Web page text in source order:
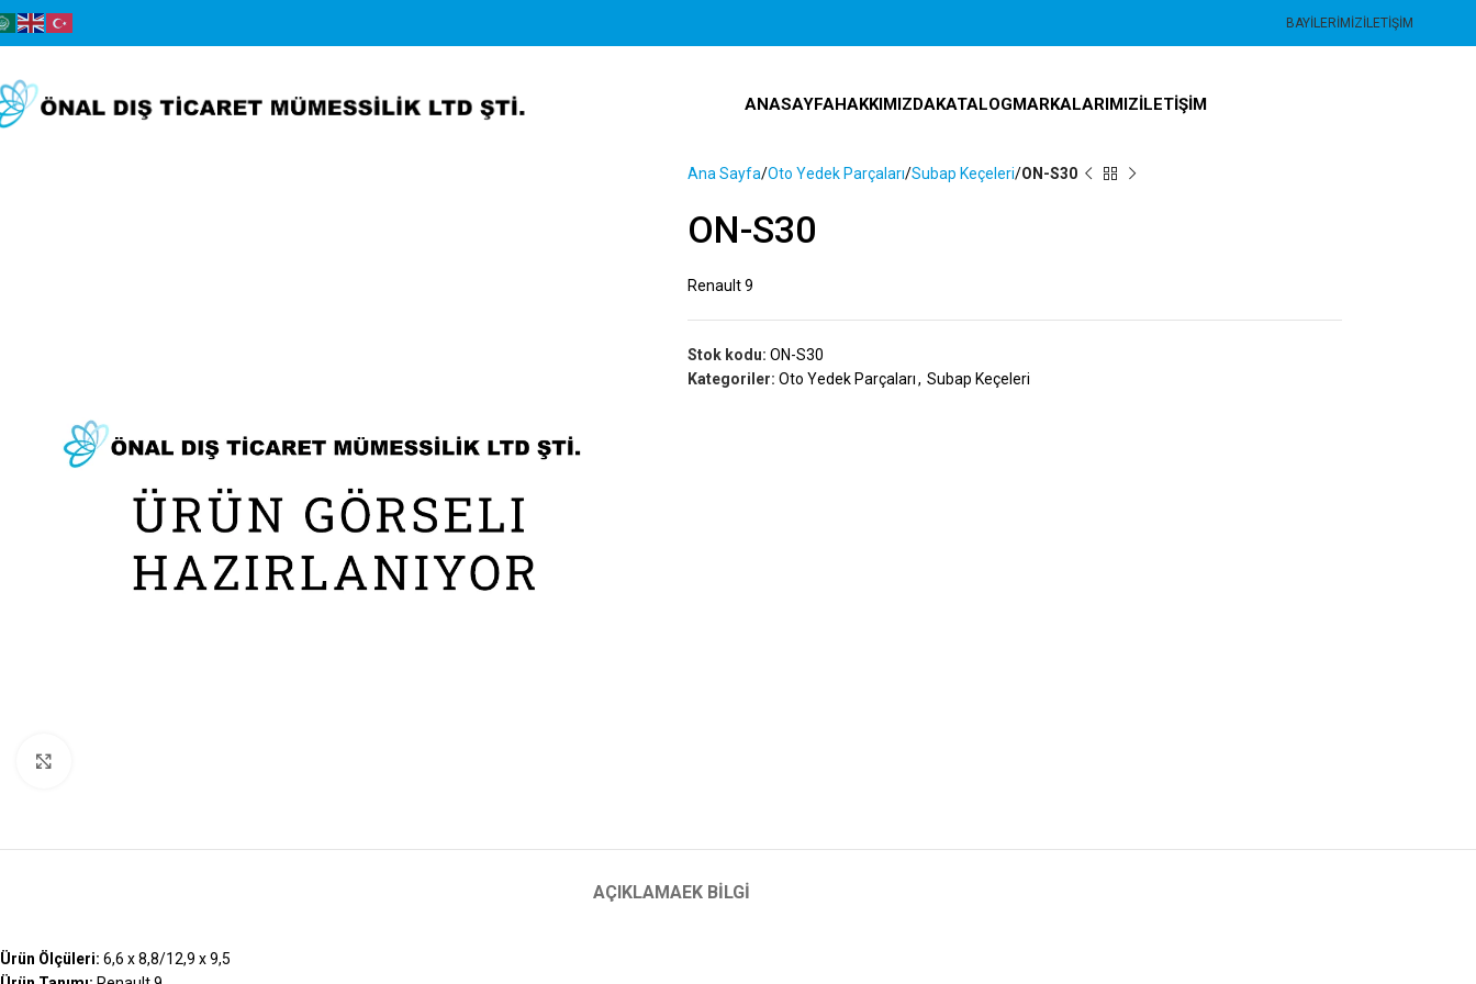
BAYILERIMIZİLETIŞIM
ANASAYFAHAKKIMIZDAKATALOGMARKALARIMIZİLETIŞIM
Ana Sayfa Oto Yedek Parçaları Subap Keçeleri ON-S30
ON-S30
Renault 9
Stok kodu: ON-S30
Kategoriler: Oto Yedek Parçaları, Subap Keçeleri
AÇIKLAMAEK BILGI
Ürün Ölçüleri: 6,6 x 8,8/12,9 x 9,5